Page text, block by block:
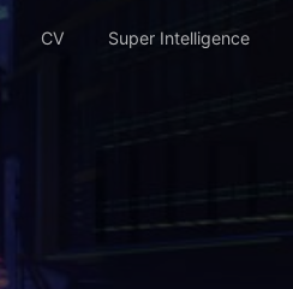
CV Super Intelligence